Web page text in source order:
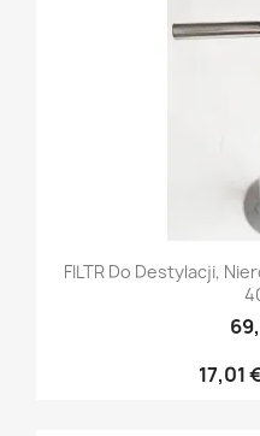
FILTR Do Destylacji,
17,01